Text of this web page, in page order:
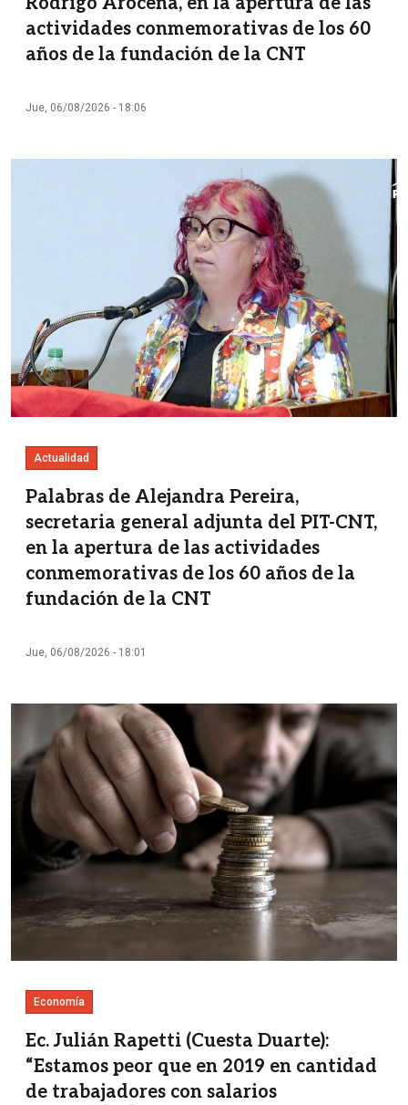
actividades conmemorativas de los 60
años de la fundación de la CNT
Jue, 06/08/2026 - 18:06
Actualidad
Palabras de Alejandra Pereira,
secretaria general adjunta del PIT-CNT,
en la apertura de las actividades
conmemorativas de los 60 años de la
fundación de la CNT
Jue, 06/08/2026 - 18:01
Economía
Ec. Julián Rapetti (Cuesta Duarte):
“Estamos peor que en 2019 en cantidad
de trabajadores con salarios